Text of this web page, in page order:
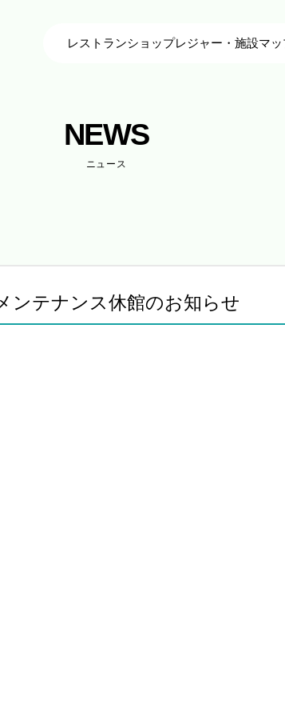
レストランショップレジャー・施設マ
NEWS
ニュース
ンテナンス休館のお知らせ